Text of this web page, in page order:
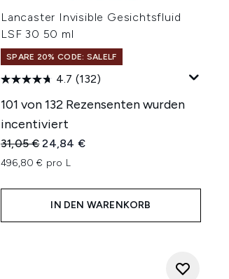
Lancaster Invisible Gesichtsfluid
LSF 30 50 ml
SPARE 20% CODE: SALELF
4.7 (132)
101 von 132 Rezensenten wurden
incentiviert
Unverbindliche Preisempfehlung:
31,05 €Aktueller Preis:
24,84 €
496,80 € pro L
IN DEN WARENKORB